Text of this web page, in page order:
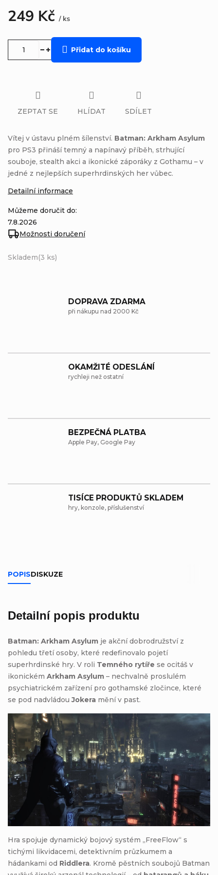
249 Kč / ks
Skladem(3 ks)
Můžeme doručit do:
7.8.2026
Možnosti doručení
Přidat do košíku
Vítej v ústavu plném šílenství. Batman: Arkham Asylum
pro PS3 přináší temný a napínavý příběh, strhující
souboje, stealth akci a ikonické záporáky z Gothamu – v
jedné z nejlepších superhrdinských her vůbec.
Detailní informace
ZEPTAT SE HLÍDAT SDÍLET
DOPRAVA ZDARMA
při nákupu nad 2000 Kč
OKAMŽITÉ ODESLÁNÍ
rychleji než ostatní
BEZPEČNÁ PLATBA
Apple Pay, Google Pay
TISÍCE PRODUKTŮ SKLADEM
hry, konzole, příslušenství
POPISDISKUZE
Detailní popis produktu
Batman: Arkham Asylum je akční dobrodružství z
pohledu třetí osoby, které redefinovalo pojetí
superhrdinské hry. V roli Temného rytíře se ocitáš v
ikonickém Arkham Asylum – nechvalně proslulém
psychiatrickém zařízení pro gothamské zločince, které
se pod nadvládouJokera mění v past.
Hra spojuje dynamický bojový systém „FreeFlow“ s
tichými likvidacemi, detektivním průzkumem a
hádankami od Riddlera. Kromě pěstních soubojů Batman